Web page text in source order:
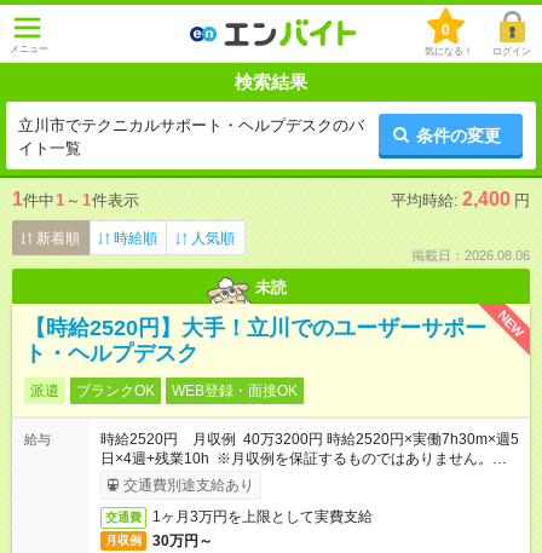
メニュー
0
気になる！ ログイン
検索結果
立川市でテクニカルサポート・ヘルプデスクのバ
イト一覧
条件の変更
1件中1 ～ 1件表示 平均時給: 2,400 円
新着順 時給順 人気順
掲載日：2026.08.06
未読
NEW
【時給2520円】大手！立川でのユーザーサポー
ト・ヘルプデスク
派遣 ブランクOK WEB登録・面接OK
給与
時給2520円 月収例 40万3200円 時給2520円×実働7h30m×週5
日×4週+残業10h ※月収例を保証するものではありません。※給
与即受取りサービス利用可（利用条件有）
交通費別途支給あり
交通費 1ヶ月3万円を上限として実費支給
月収例 30万円～